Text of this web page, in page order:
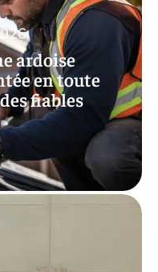
ardoise
en toute
fiables